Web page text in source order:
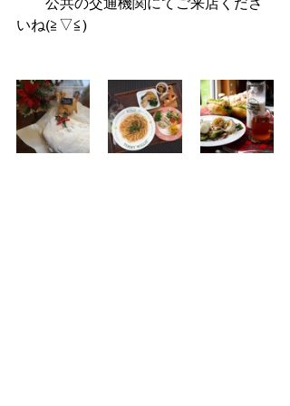
いね(≧▽≦)